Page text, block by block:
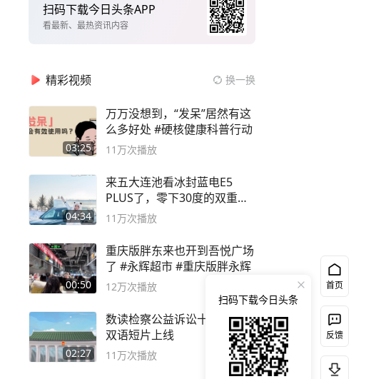
扫码下载今日头条APP
看最新、最热资讯内容
精彩视频 换一换
03:25
万万没想到，“发呆”居然有这
么多好处 #硬核健康科普行动
11万次播放
04:34
来五大连池看冰封蓝电E5
PLUS了，零下30度的双重冰
封40小时全录
11万次播放
00:50
重庆版胖东来也开到吾悦广场
了 #永辉超市 #重庆版胖永辉
12万次播放
02:27
数读检察公益诉讼十年！中英
双语短片上线
11万次播放
首页
反馈
扫码下载今日头条